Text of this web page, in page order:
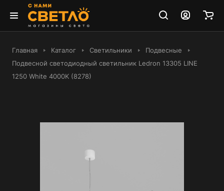
Главная Каталог Светильники
Подвесные
Подвесной светодиодный светильник Ledron 13305 LINE
1250 White 4000K (8278)